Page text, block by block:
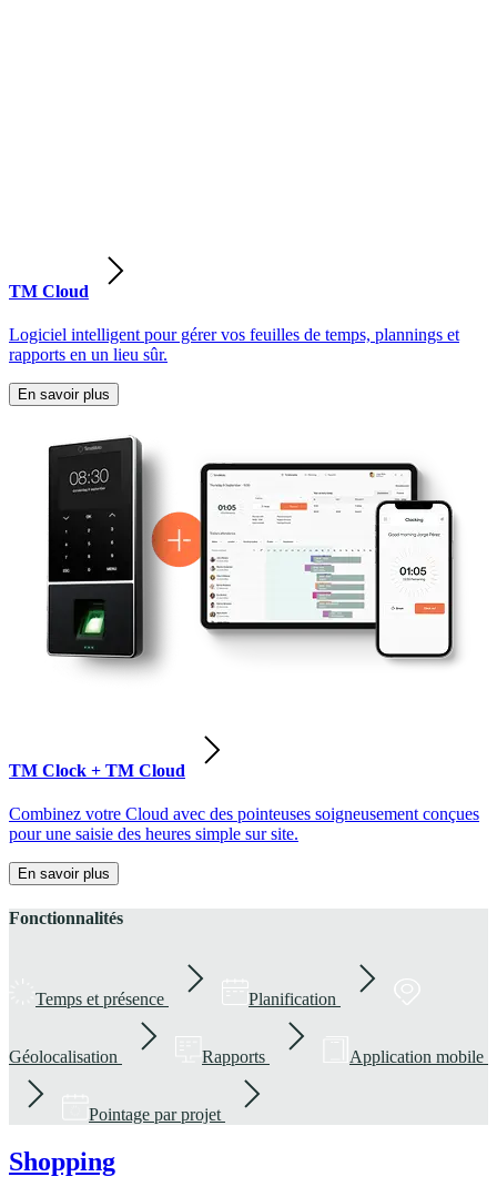
TM Cloud
Logiciel intelligent pour gérer vos feuilles de temps, plannings et
rapports en un lieu sûr.
En savoir plus
TM Clock + TM Cloud
Combinez votre Cloud avec des pointeuses soigneusement conçues
pour une saisie des heures simple sur site.
En savoir plus
Fonctionnalités
Temps et présence Planification
Géolocalisation Rapports Application mobile
Pointage par projet
Shopping